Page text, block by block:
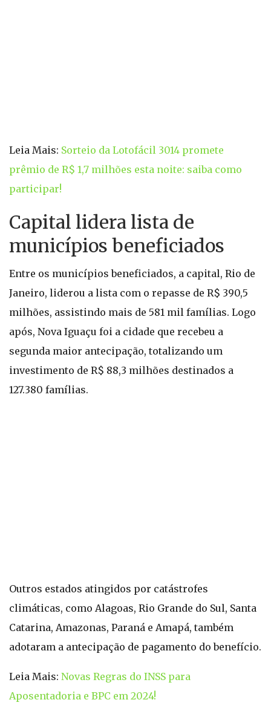
Leia Mais: Sorteio da Lotofácil 3014 promete
prêmio de R$ 1,7 milhões esta noite: saiba como
participar!
Capital lidera lista de
municípios beneficiados
Entre os municípios beneficiados, a capital, Rio de
Janeiro, liderou a lista com o repasse de R$ 390,5
milhões, assistindo mais de 581 mil famílias. Logo
após, Nova Iguaçu foi a cidade que recebeu a
segunda maior antecipação, totalizando um
investimento de R$ 88,3 milhões destinados a
127.380 famílias.
Outros estados atingidos por catástrofes
climáticas, como Alagoas, Rio Grande do Sul, Santa
Catarina, Amazonas, Paraná e Amapá, também
adotaram a antecipação de pagamento do benefício.
Leia Mais: Novas Regras do INSS para
Aposentadoria e BPC em 2024!